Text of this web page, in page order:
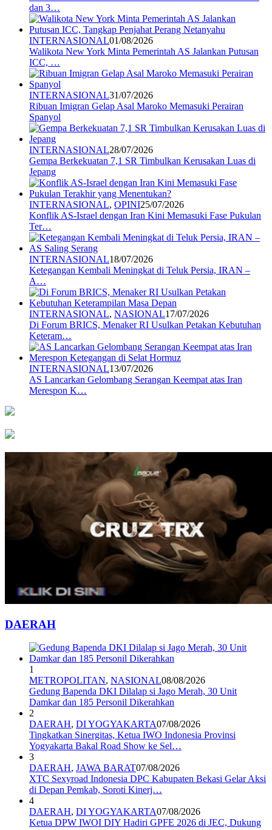
dan 3…
INTERNASIONAL01/08/2026
Walikota New York Minta Pemerintah AS Jalankan Putusan
ICC, …
INTERNASIONAL31/07/2026
Ribuan Imigran Gelap Asal Maroko Memasuki Perairan
Spanyol
INTERNASIONAL28/07/2026
Gempa Berkekuatan 7,1 SR Timbulkan Kerusakan Luas di
Jepang
INTERNASIONAL, OPINI25/07/2026
Konflik AS-Israel dengan Iran Kini Memasuki Fase Pukulan
Ter…
INTERNASIONAL18/07/2026
Ketegangan Kembali Meningkat di Teluk Persia, IRAN –
A…
INTERNASIONAL, NASIONAL17/07/2026
Di Forum BRICS, Menaker RI Usulkan Petakan Kebutuhan
Keteram…
INTERNASIONAL13/07/2026
AS Lancarkan Gelombang Serangan Keempat atas Iran
Merespon K…
DAERAH
1
METROPOLITAN, NASIONAL08/08/2026
Gedung Bapenda DKI Dilalap si Jago Merah, 30 Unit
Damkar dan 185 Personil Dikerahkan
2
DAERAH, DI YOGYAKARTA07/08/2026
Tingkatkan Sinergitas, Ketua IWO Indonesia Provinsi
Yogyakarta Bakal Road Show ke Sel…
3
DAERAH, JAWA BARAT07/08/2026
XTC Sexyroad Indonesia DPC Kabupaten Bekasi Gelar Aksi
di Depan Pemkab, Soroti Kinerj…
4
DAERAH, DI YOGYAKARTA07/08/2026
Ketua DPW IWOI DIY Hadiri GPFE 2026 di JEC, Dukung